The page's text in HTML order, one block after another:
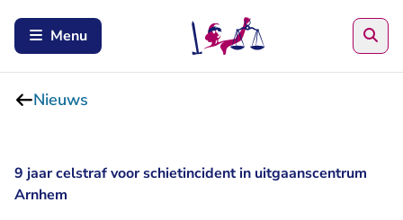
Menu
Nieuws
9 jaar celstraf voor schietincident in uitgaanscentrum
Arnhem